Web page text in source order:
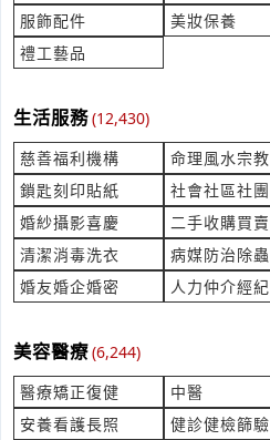
詢價 請問有沒有全新機車
產業:汽車工車維修租賃買賣
來自:邱OO 詢價
***158@yahoo.com.tw
錐形彈簧 材質SWOSC-B
產業:金屬表面處理
來自:張OO 詢價
時間:08/07 14:53
***in@da-yi.com.tw
產業:金屬工具製造代理
來自:劉OO 詢價
時間:08/07 14:45
***lian@mainchaininc.com
服飾配件
美妝保養
禮工藝品
生活服務(12,430)
慈善福利機構
命理風水宗教
鎖匙刻印貼紙
社會社區社團
婚紗攝影喜慶
二手收購買賣
清潔消毒洗衣
病媒防治除蟲
婚友婚企婚密
人力仲介經紀
美容醫療(6,244)
醫療矯正復健
中醫
安養看護長照
健診健檢篩驗